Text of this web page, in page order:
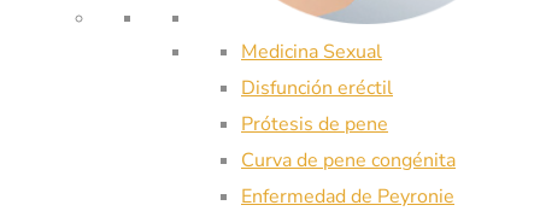
Medicina Sexual
Disfunción eréctil
Prótesis de pene
Curva de pene congénita
Enfermedad de Peyronie